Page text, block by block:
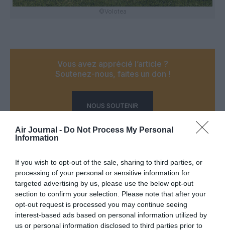
Air Journal - Do Not Process My Personal
Information
If you wish to opt-out of the sale, sharing to third parties, or
processing of your personal or sensitive information for
targeted advertising by us, please use the below opt-out
section to confirm your selection. Please note that after your
opt-out request is processed you may continue seeing
interest-based ads based on personal information utilized by
us or personal information disclosed to third parties prior to
©Volotea
Vous avez apprécié l’article ?
Soutenez-nous, faites un don !
NOUS SOUTENIR
PARTAGER L'ARTICLE
FacebookTwitterPinterestLinkedInEmail Print